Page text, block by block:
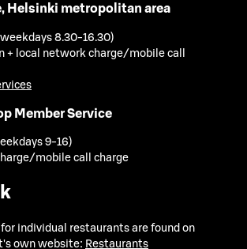
Helsinki metropolitan area
8.30-16.30)
+ local network charge/mobile call
Member Service
9-16)
mobile call charge
individual restaurants are found on
own website: Restaurants